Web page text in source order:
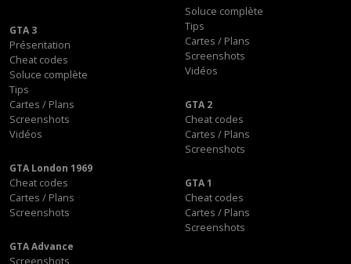
Soluce complète
Tips
Cartes / Plans
Screenshots
Vidéos
GTA 3
Présentation
Cheat codes
Soluce complète
Tips
Cartes / Plans
Screenshots
Vidéos
GTA 2
Cheat codes
Cartes / Plans
Screenshots
GTA London 1969
Cheat codes
Cartes / Plans
Screenshots
GTA 1
Cheat codes
Cartes / Plans
Screenshots
GTA Advance
Screenshots